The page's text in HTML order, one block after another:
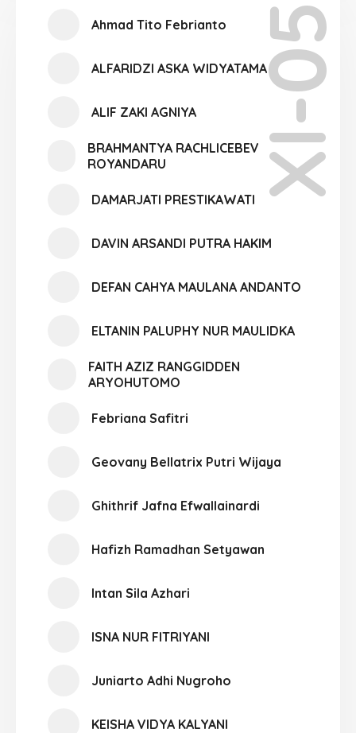
XI-05
Ahmad Tito Febrianto
ALFARIDZI ASKA WIDYATAMA
ALIF ZAKI AGNIYA
BRAHMANTYA RACHLICEBEV
ROYANDARU
DAMARJATI PRESTIKAWATI
DAVIN ARSANDI PUTRA HAKIM
DEFAN CAHYA MAULANA ANDANTO
ELTANIN PALUPHY NUR MAULIDKA
FAITH AZIZ RANGGIDDEN
ARYOHUTOMO
Febriana Safitri
Geovany Bellatrix Putri Wijaya
Ghithrif Jafna Efwallainardi
Hafizh Ramadhan Setyawan
Intan Sila Azhari
ISNA NUR FITRIYANI
Juniarto Adhi Nugroho
KEISHA VIDYA KALYANI